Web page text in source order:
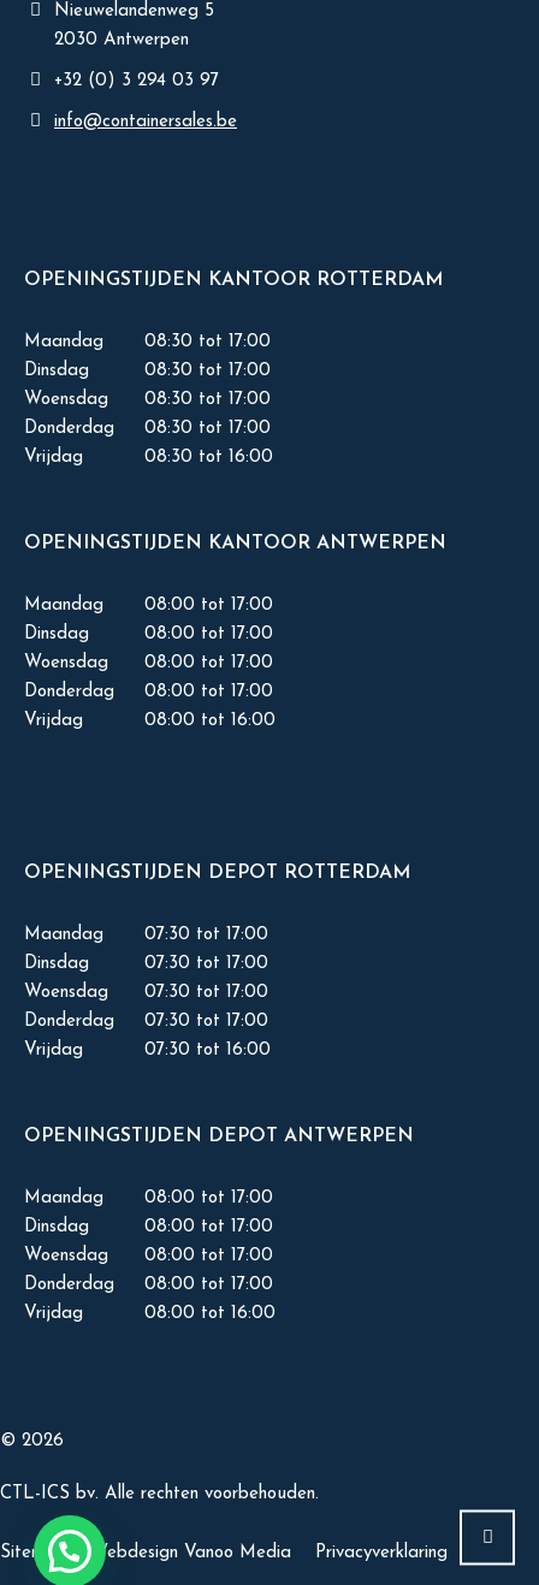
Nieuwelandenweg 5
2030 Antwerpen
+32 (0) 3 294 03 97
info@containersales.be
OPENINGSTIJDEN KANTOOR ROTTERDAM
Maandag
08:30 tot 17:00
Dinsdag
08:30 tot 17:00
Woensdag
08:30 tot 17:00
Donderdag
08:30 tot 17:00
Vrijdag
08:30 tot 16:00
OPENINGSTIJDEN KANTOOR ANTWERPEN
Maandag
08:00 tot 17:00
Dinsdag
08:00 tot 17:00
Woensdag
08:00 tot 17:00
Donderdag
08:00 tot 17:00
Vrijdag
08:00 tot 16:00
OPENINGSTIJDEN DEPOT ROTTERDAM
Maandag
07:30 tot 17:00
Dinsdag
07:30 tot 17:00
Woensdag
07:30 tot 17:00
Donderdag
07:30 tot 17:00
Vrijdag
07:30 tot 16:00
OPENINGSTIJDEN DEPOT ANTWERPEN
Maandag
08:00 tot 17:00
Dinsdag
08:00 tot 17:00
Woensdag
08:00 tot 17:00
Donderdag
08:00 tot 17:00
Vrijdag
08:00 tot 16:00
© 2026
CTL-ICS bv. Alle rechten voorbehouden.
Sitemap Webdesign Vanoo Media Privacyverklaring